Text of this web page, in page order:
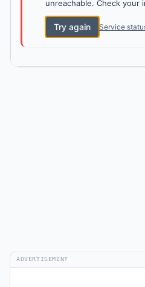
unreachable. Check your
Try again Service
ADVERTISEMENT